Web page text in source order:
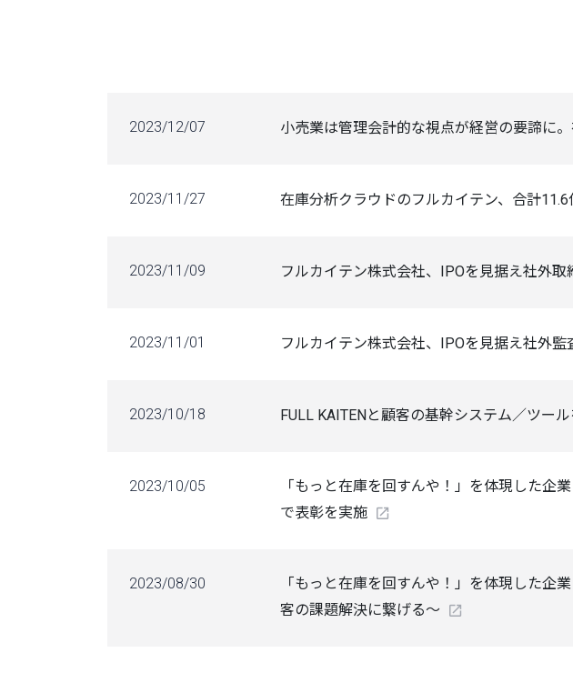
2023/12/07 小売業は管理会計的な視点が経営の要諦に
2023/11/27 在庫分析クラウドのフルカイテン、合計
2023/11/09 フルカイテン株式会社、IPOを見据え社外
2023/11/01 フルカイテン株式会社、IPOを見据え社外
2023/10/18 FULL KAITENと顧客の基幹システム／ツー
2023/10/05
「もっと在庫を回すんや！」を体現した企
で表彰を実施
2023/08/30
「もっと在庫を回すんや！」を体現した企
客の課題解決に繋げる～